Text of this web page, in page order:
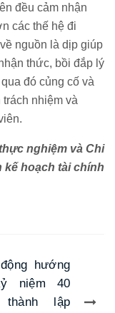
đều cảm nhận
các thế hệ đi
nguồn là dịp giúp
thức, bồi đắp lý
đó củng cố và
nhiệm và
nghiệm và Chi
kế hoạch tài chính
hướng
niệm 40
thành lập